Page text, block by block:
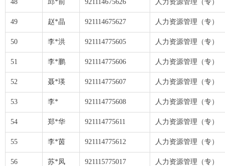
48 邱*前 921114675626 人力资源管理（专）
49 赵*晶 921114675627 人力资源管理（专）
50 李*洪 921114775605 人力资源管理（专）
51 李*鹏 921114775606 人力资源管理（专）
52 聂*瑛 921114775607 人力资源管理（专）
53 李* 921114775608 人力资源管理（专）
54 郑*华 921114775611 人力资源管理（专）
55 李*茵 921114775612 人力资源管理（专）
56 苏*凤 921115775017 人力资源管理（专）